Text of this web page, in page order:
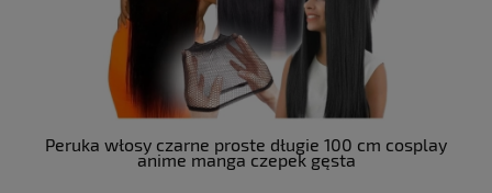
Peruka włosy czarne proste długie 100 cm cosplay
anime manga czepek gęsta